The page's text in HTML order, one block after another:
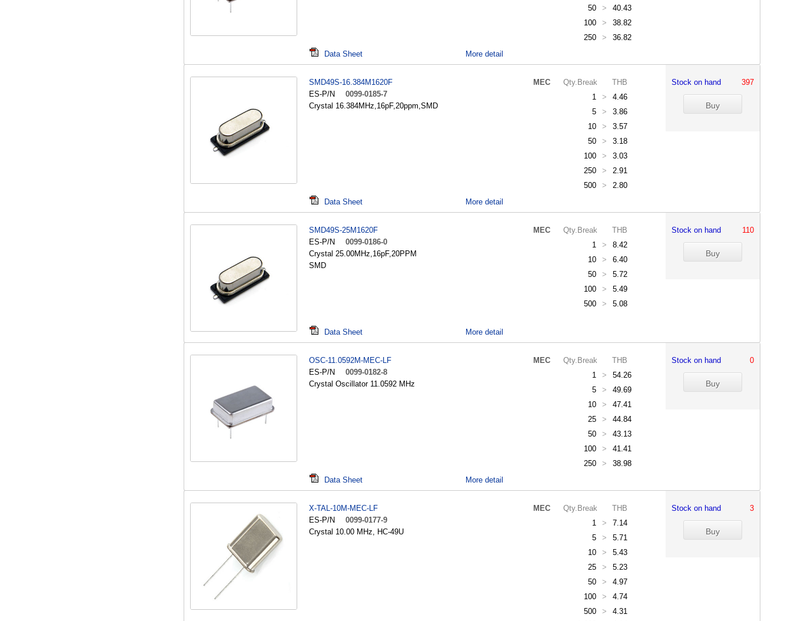
50
>
40.43
100
>
38.82
250
> 36.82
Data Sheet More detail
SMD49S-16.384M1620F
MEC
ES-P/N
0099-0185-7
Crystal 16.384MHz,16pF,20ppm,SMD
Qty.Break
THB
1
>
4.46
5
>
3.86
10
>
3.57
50
>
3.18
100
>
3.03
250
>
2.91
500
> 2.80
Stock on hand 397
Data Sheet More detail
SMD49S-25M1620F
MEC
ES-P/N
0099-0186-0
Crystal 25.00MHz,16pF,20PPM
SMD
Qty.Break
THB
1
>
8.42
10
>
6.40
50
>
5.72
100
>
5.49
500
> 5.08
Stock on hand 110
Data Sheet More detail
OSC-11.0592M-MEC-LF
MEC
ES-P/N
0099-0182-8
Crystal Oscillator 11.0592 MHz
Qty.Break
THB
1
>
54.26
5
>
49.69
10
>
47.41
25
>
44.84
50
>
43.13
100
>
41.41
250
> 38.98
Stock on hand 0
Data Sheet More detail
X-TAL-10M-MEC-LF
MEC
ES-P/N
0099-0177-9
Crystal 10.00 MHz, HC-49U
Qty.Break
THB
1
>
7.14
5
>
5.71
10
>
5.43
25
>
5.23
50
>
4.97
100
>
4.74
500
>
4.31
Stock on hand 3